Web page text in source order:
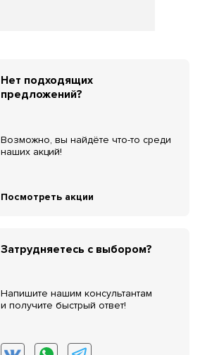
Нет подходящих
предложений?
Возможно, вы найдёте что-то среди
наших акций!
Посмотреть акции
Затрудняетесь с выбором?
Напишите нашим консультантам
и получите быстрый ответ!